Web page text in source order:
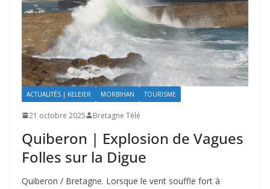
ACTUALITÉS | KELEIER MORBIHAN TOURISME
21 octobre 2025 Bretagne Télé
Quiberon | Explosion de Vagues
Folles sur la Digue
Quiberon / Bretagne. Lorsque le vent souffle fort à